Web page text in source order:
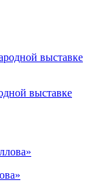
выставке